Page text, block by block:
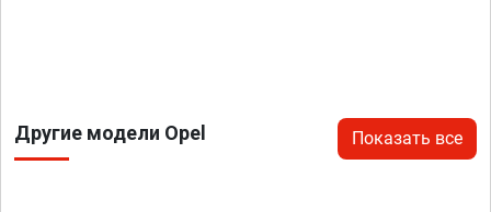
Другие модели Opel Показать все